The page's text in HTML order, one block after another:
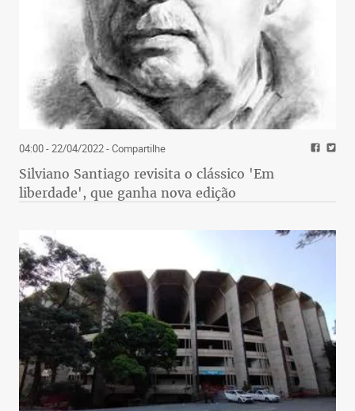
04:00 - 22/04/2022- Compartilhe
Silviano Santiago revisita o clássico 'Em
liberdade', que ganha nova edição